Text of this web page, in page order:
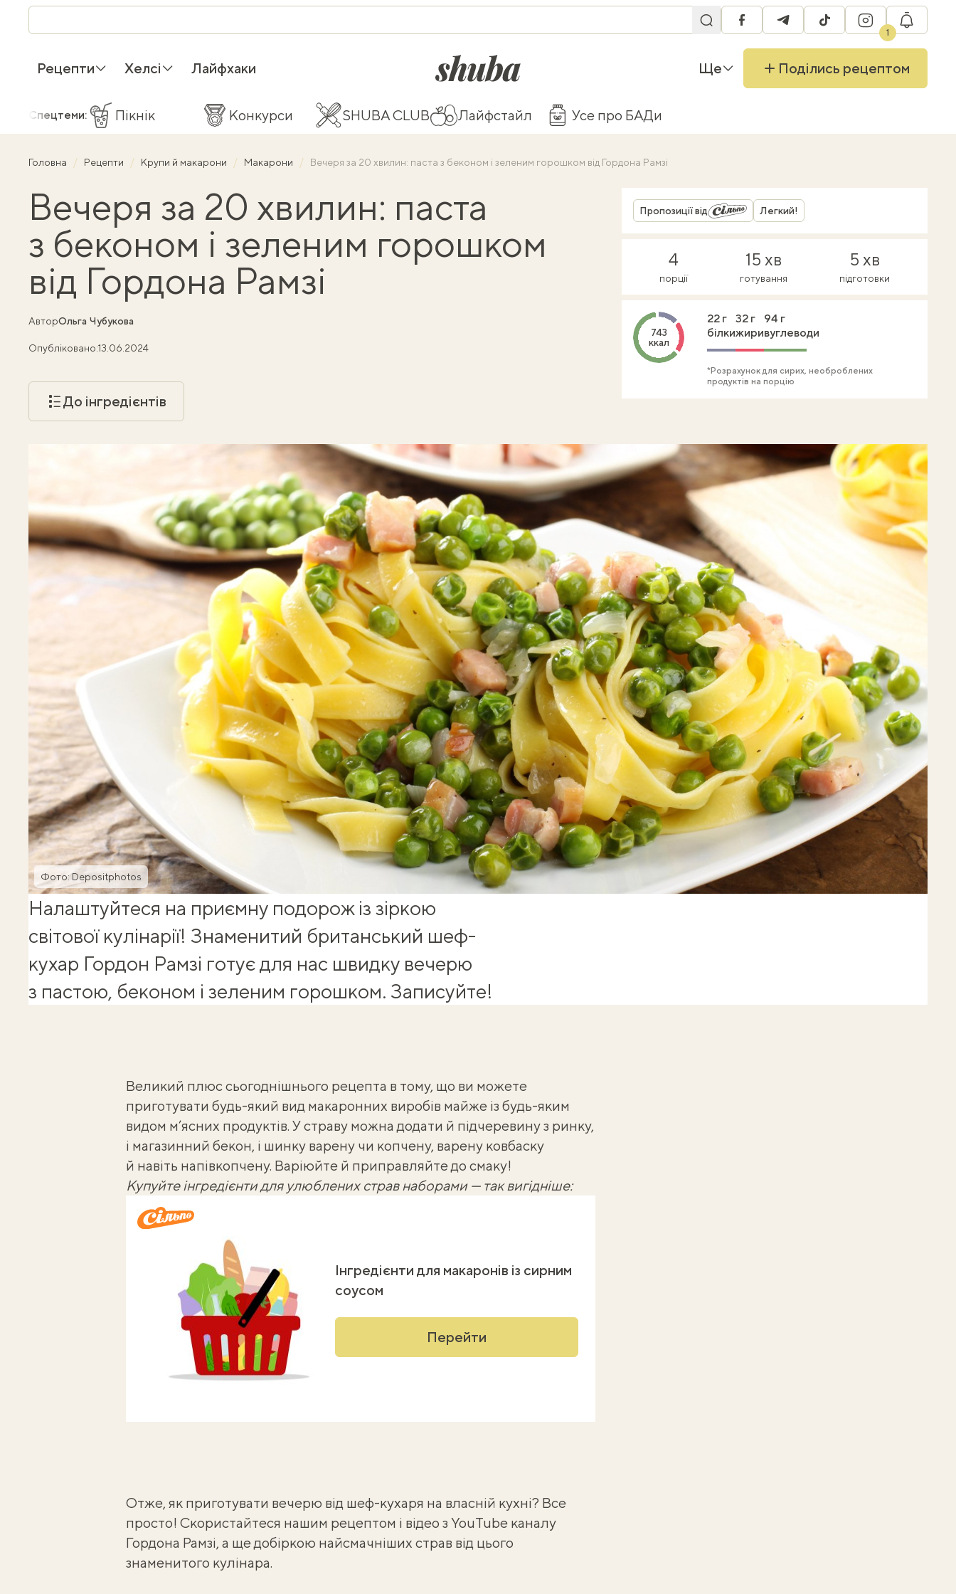
facebooktelegramtiktok instagram
1
Рецепти Хелсі Лайфхаки shuba.life Ще Поділись рецептом
Спецтеми: Пікнік Конкурси SHUBA CLUB Лайфстайл Усе про БАДи
Головна Рецепти Крупи й макарони Макарони Вечеря за 20 хвилин: паста з беконом і зеленим горошком від Гордона Рамзі
Вечеря за 20 хвилин: паста
з беконом і зеленим горошком
від Гордона Рамзі
АвторОльга Чубукова
Опубліковано:13.06.2024
До інгредієнтів
Фото: Depositphotos
Пропозиції від Легкий!
4
порції
15 хв
готування
5 хв
підготовки
743
ккал
22 г
білки
32 г
жири
94 г
вуглеводи
*Розрахунок для сирих, необроблених
продуктів на порцію
Налаштуйтеся на приємну подорож із зіркою
світової кулінарії! Знаменитий британський шеф-
кухар Гордон Рамзі готує для нас швидку вечерю
з пастою, беконом і зеленим горошком. Записуйте!
Великий плюс сьогоднішнього рецепта в тому, що ви можете
приготувати будь-який вид макаронних виробів майже із будь-яким
видом м’ясних продуктів. У страву можна додати й підчеревину з ринку,
і магазинний бекон, і шинку варену чи копчену, варену ковбаску
й навіть напівкопчену. Варіюйте й приправляйте до смаку!
Купуйте інгредієнти для улюблених страв наборами — так вигідніше:
Інгредієнти для макаронів із сирним
соусом
Перейти
Отже, як приготувати вечерю від шеф-кухаря на власній кухні? Все
просто! Скористайтеся нашим рецептом і відео з YouTube каналу
Гордона Рамзі, а щедобіркою найсмачніших страв від цього
знаменитого кулінара.